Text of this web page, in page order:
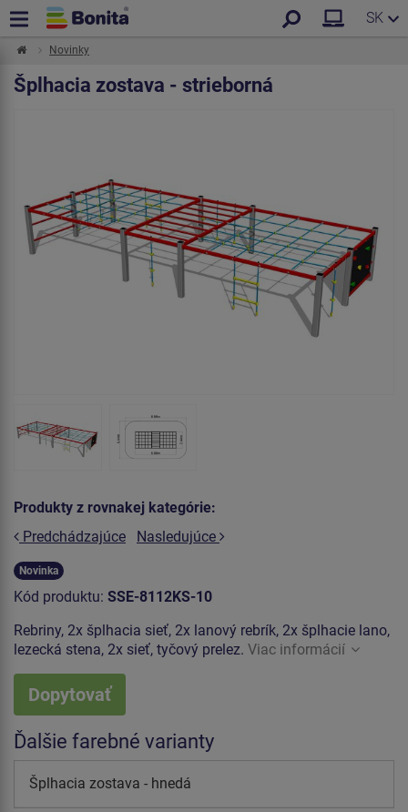
SK
Novinky
Šplhacia zostava - strieborná
Produkty z rovnakej kategórie:
Predchádzajúce
Nasledujúce
Novinka
Kód produktu: SSE-8112KS-10
Rebriny, 2x šplhacia sieť, 2x lanový rebrík, 2x šplhacie lano,
lezecká stena, 2x sieť, tyčový prelez. Viac informácií
Dopytovať
Ďalšie farebné varianty
Šplhacia zostava - hnedá